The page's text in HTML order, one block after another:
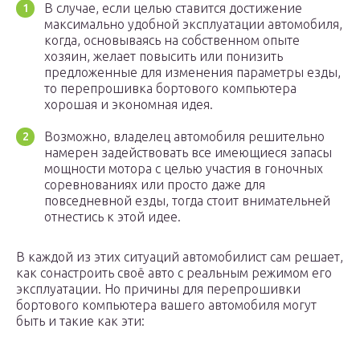
В случае, если целью ставится достижение
максимально удобной эксплуатации автомобиля,
когда, основываясь на собственном опыте
хозяин, желает повысить или понизить
предложенные для изменения параметры езды,
то перепрошивка бортового компьютера
хорошая и экономная идея.
Возможно, владелец автомобиля решительно
намерен задействовать все имеющиеся запасы
мощности мотора с целью участия в гоночных
соревнованиях или просто даже для
повседневной езды, тогда стоит внимательней
отнестись к этой идее.
В каждой из этих ситуаций автомобилист сам решает,
как сонастроить своё авто с реальным режимом его
эксплуатации. Но причины для перепрошивки
бортового компьютера вашего автомобиля могут
быть и такие как эти: